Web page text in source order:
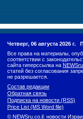
Четверг, 06 августа 2026 г.
Все права на материалы,
соответствии с
сайта гиперссылка на
статей без согласования
не разрешается.
Состав редакции
Обратная связь
Подписка на новости (RSS)
Price List (MS Word file)
© NEWSru.co.il: новости